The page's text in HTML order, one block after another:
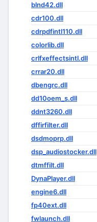
blnd42.dll
cdr100.dll
cdrpdfintl110.dll
colorlib.dll
crlfxeffectsintl.dll
crrar20.dll
dbengrc.dll
dd10oem_s.dll
ddnt3260.dll
dffirfilter.dll
dsdmoprp.dll
dsp_audiostocker.dll
dtmffilt.dll
DynaPlayer.dll
engine6.dll
fp40ext.dll
fwlaunch.dll